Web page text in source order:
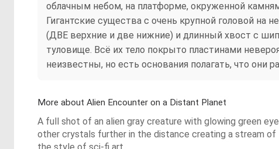
облачным небом, на платформе, окруженной
Гигантские существа с очень крупной головой
(ДВЕ верхние и две нижние) и длинный хвост с
туловище. Всё их тело покрыто пластинами
неизвестны, но есть основания полагать, что они
More about Alien Encounter on a Distant Planet
A full shot of an alien gray creature with glowing green
other crystals further in the distance creating a stream of